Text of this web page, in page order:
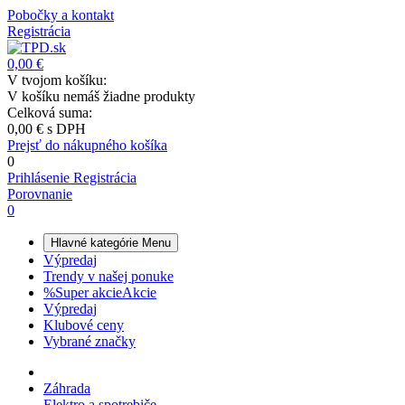
Pobočky a kontakt
Registrácia
0,00 €
V tvojom košíku:
V košíku nemáš žiadne produkty
Celková suma:
0,00 € s DPH
Prejsť do nákupného košíka
0
Prihlásenie Registrácia
Porovnanie
0
Hlavné kategórie Menu
Výpredaj
Trendy v našej ponuke
%Super akcieAkcie
Výpredaj
Klubové ceny
Vybrané značky
Záhrada